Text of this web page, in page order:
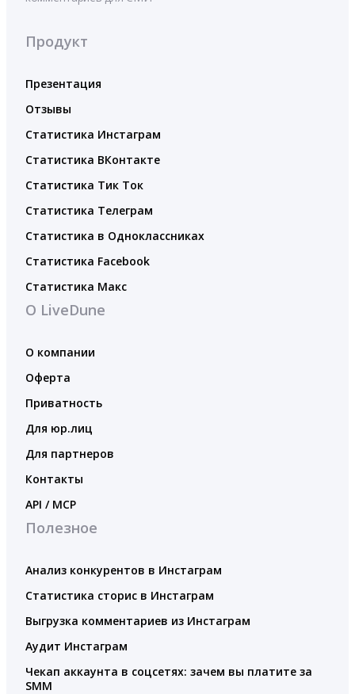
Продукт
Презентация
Отзывы
Статистика Инстаграм
Статистика ВКонтакте
Статистика Тик Ток
Статистика Телеграм
Статистика в Одноклассниках
Статистика Facebook
Статистика Макс
О LiveDune
О компании
Оферта
Приватность
Для юр.лиц
Для партнеров
Контакты
API / MCP
Полезное
Анализ конкурентов в Инстаграм
Статистика сторис в Инстаграм
Выгрузка комментариев из Инстаграм
Аудит Инстаграм
Чекап аккаунта в соцсетях: зачем вы платите за
SMM